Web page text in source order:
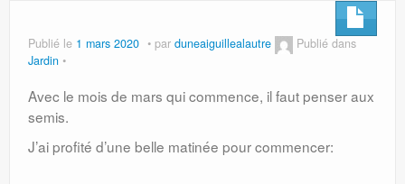
Publié le 1 mars 2020 par duneaiguillealautre
Publié dans
Jardin
Avec le mois de mars qui commence, il faut penser aux
semis.
J’ai profité d’une belle matinée pour commencer: